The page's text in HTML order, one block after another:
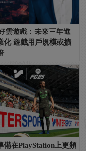
雲遊戲：未來三年進
化 遊戲用戶規模或擴
備在PlayStation上更頻